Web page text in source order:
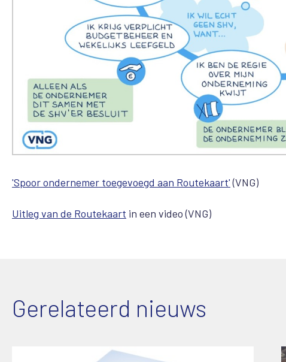
'Spoor ondernemer toegevoegd aan Routekaart'(VNG)
Uitleg van de Routekaart in een video (VNG)
Gerelateerd nieuws